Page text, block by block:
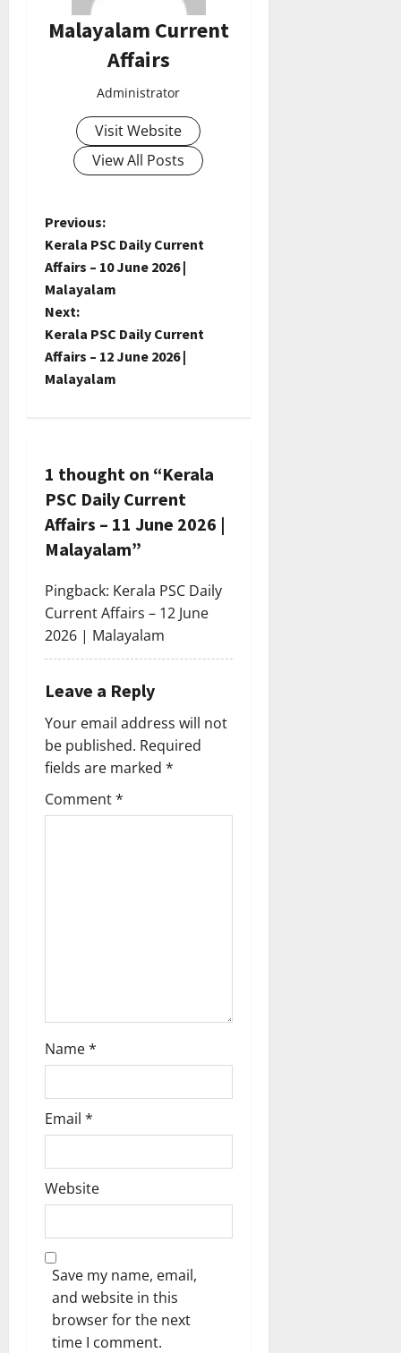
Malayalam Current
Affairs
Administrator
Visit Website
View All Posts
P
o
s
t
n
i
g
a
t
i
o
n
Previous:
Kerala PSC Daily Current
Affairs – 10 June 2026 |
Malayalam
Next:
Kerala PSC Daily Current
Affairs – 12 June 2026 |
Malayalam
1 thought on “Kerala
PSC Daily Current
Affairs – 11 June 2026 |
Malayalam”
Pingback: Kerala PSC Daily
Current Affairs – 12 June
2026 | Malayalam
Leave a Reply
Your email address will not
be published. Required
fields are marked *
Comment*
Name*
Email *
Website
Save my name, email,
and website in this
browser for the next
time I comment.